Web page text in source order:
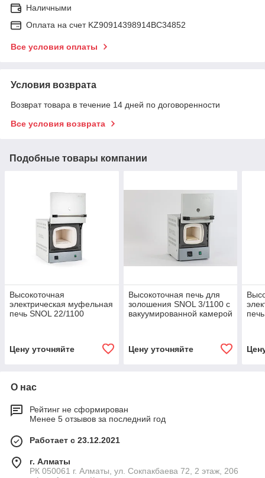
Наличными
Оплата на счет KZ90914398914ВС34852
Все условия оплаты
Условия возврата
Возврат товара в течение 14 дней по договоренности
Все условия возврата
Подобные товары компании
Высокоточная
электрическая муфельная
печь SNOL 22/1100
Цену уточняйте
Высокоточная печь для
золошения SNOL 3/1100 с
вакуумированной камерой
Цену уточняйте
О нас
Рейтинг не сформирован
Менее 5 отзывов за последний год
Работает с 23.12.2021
г. Алматы
РК 050061 г. Алматы, ул. Сокпакбаева 72, 2 этаж, 206